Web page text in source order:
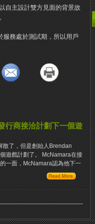
自主設計雙方見面的背景故
服務處於測試期，所以用戶
行商接洽計劃下一個遊
散了，但是創始人Brendan
遊戲計劃了。 McNamara在接
一面，McNamara認為他下一